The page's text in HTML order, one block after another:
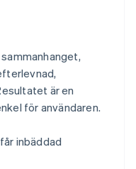
är en
för användaren.
inbäddad